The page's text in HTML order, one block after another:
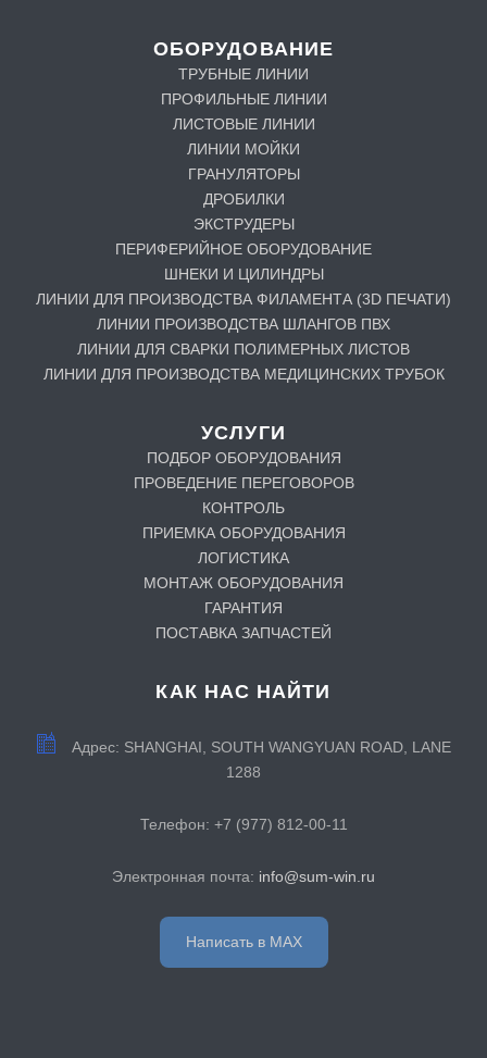
ОБОРУДОВАНИЕ
ТРУБНЫЕ ЛИНИИ
ПРОФИЛЬНЫЕ ЛИНИИ
ЛИСТОВЫЕ ЛИНИИ
ЛИНИИ МОЙКИ
ГРАНУЛЯТОРЫ
ДРОБИЛКИ
ЭКСТРУДЕРЫ
ПЕРИФЕРИЙНОЕ ОБОРУДОВАНИЕ
ШНЕКИ И ЦИЛИНДРЫ
ЛИНИИ ДЛЯ ПРОИЗВОДСТВА ФИЛАМЕНТА (3D ПЕЧАТИ)
ЛИНИИ ПРОИЗВОДСТВА ШЛАНГОВ ПВХ
ЛИНИИ ДЛЯ СВАРКИ ПОЛИМЕРНЫХ ЛИСТОВ
ЛИНИИ ДЛЯ ПРОИЗВОДСТВА МЕДИЦИНСКИХ ТРУБОК
УСЛУГИ
ПОДБОР ОБОРУДОВАНИЯ
ПРОВЕДЕНИЕ ПЕРЕГОВОРОВ
КОНТРОЛЬ
ПРИЕМКА ОБОРУДОВАНИЯ
ЛОГИСТИКА
МОНТАЖ ОБОРУДОВАНИЯ
ГАРАНТИЯ
ПОСТАВКА ЗАПЧАСТЕЙ
КАК НАС НАЙТИ
Адрес: SHANGHAI, SOUTH WANGYUAN ROAD, LANE
1288
Телефон: +7 (977) 812-00-11
Электронная почта: info@sum-win.ru
Написать в MAX